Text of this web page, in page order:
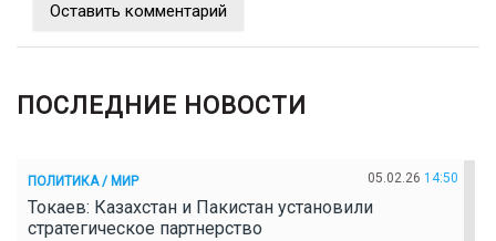
Оставить комментарий
ПОСЛЕДНИЕ НОВОСТИ
ПОЛИТИКА / МИР 05.02.26 14:50
Токаев: Казахстан и Пакистан установили
стратегическое партнерство